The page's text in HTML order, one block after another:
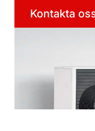
Kontakta